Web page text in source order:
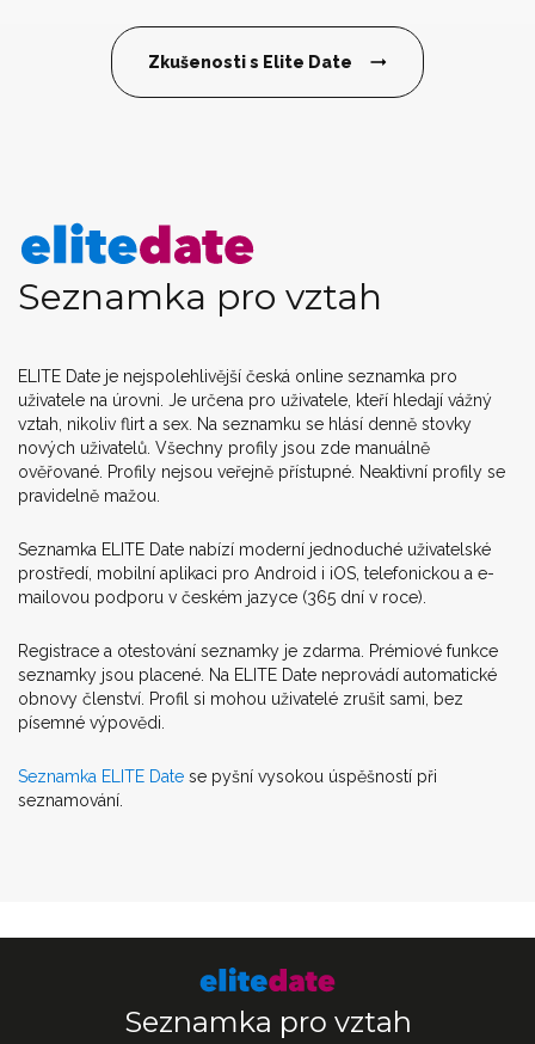
Zkušenosti s Elite Date
Seznamka pro vztah
ELITE Date je nejspolehlivější česká online seznamka pro
uživatele na úrovni. Je určena pro uživatele, kteří hledají vážný
vztah, nikoliv flirt a sex. Na seznamku se hlásí denně stovky
nových uživatelů. Všechny profily jsou zde manuálně
ověřované. Profily nejsou veřejně přístupné. Neaktivní profily se
pravidelně mažou.
Seznamka ELITE Date nabízí moderní jednoduché uživatelské
prostředí, mobilní aplikaci pro Android i iOS, telefonickou a e-
mailovou podporu v českém jazyce (365 dní v roce).
Registrace a otestování seznamky je zdarma. Prémiové funkce
seznamky jsou placené. Na ELITE Date neprovádí automatické
obnovy členství. Profil si mohou uživatelé zrušit sami, bez
písemné výpovědi.
Seznamka ELITE Date se pyšní vysokou úspěšností při
seznamování.
Seznamka pro vztah